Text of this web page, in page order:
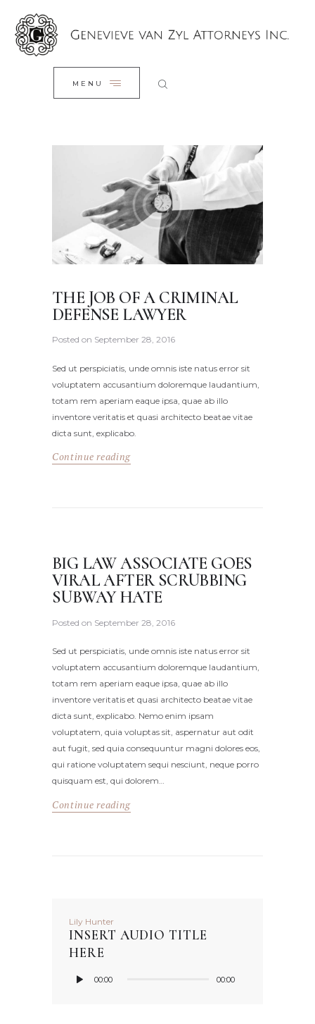
MENU
CLOSE
HOME
OUR TEAM
OUR SERVICES
OUR BLOG
THE JOB OF A CRIMINAL
DEFENSE LAWYER
Posted on September 28, 2016
Sed ut perspiciatis, unde omnis iste natus error sit
voluptatem accusantium doloremque laudantium,
totam rem aperiam eaque ipsa, quae ab illo
inventore veritatis et quasi architecto beatae vitae
dicta sunt, explicabo.
Continue reading
BIG LAW ASSOCIATE GOES
VIRAL AFTER SCRUBBING
SUBWAY HATE
Posted on September 28, 2016
Sed ut perspiciatis, unde omnis iste natus error sit
voluptatem accusantium doloremque laudantium,
totam rem aperiam eaque ipsa, quae ab illo
inventore veritatis et quasi architecto beatae vitae
dicta sunt, explicabo. Nemo enim ipsam
voluptatem, quia voluptas sit, aspernatur aut odit
aut fugit, sed quia consequuntur magni dolores eos,
qui ratione voluptatem sequi nesciunt, neque porro
quisquam est, qui dolorem…
Continue reading
Lily Hunter
INSERT AUDIO TITLE
HERE
00:00 00:00